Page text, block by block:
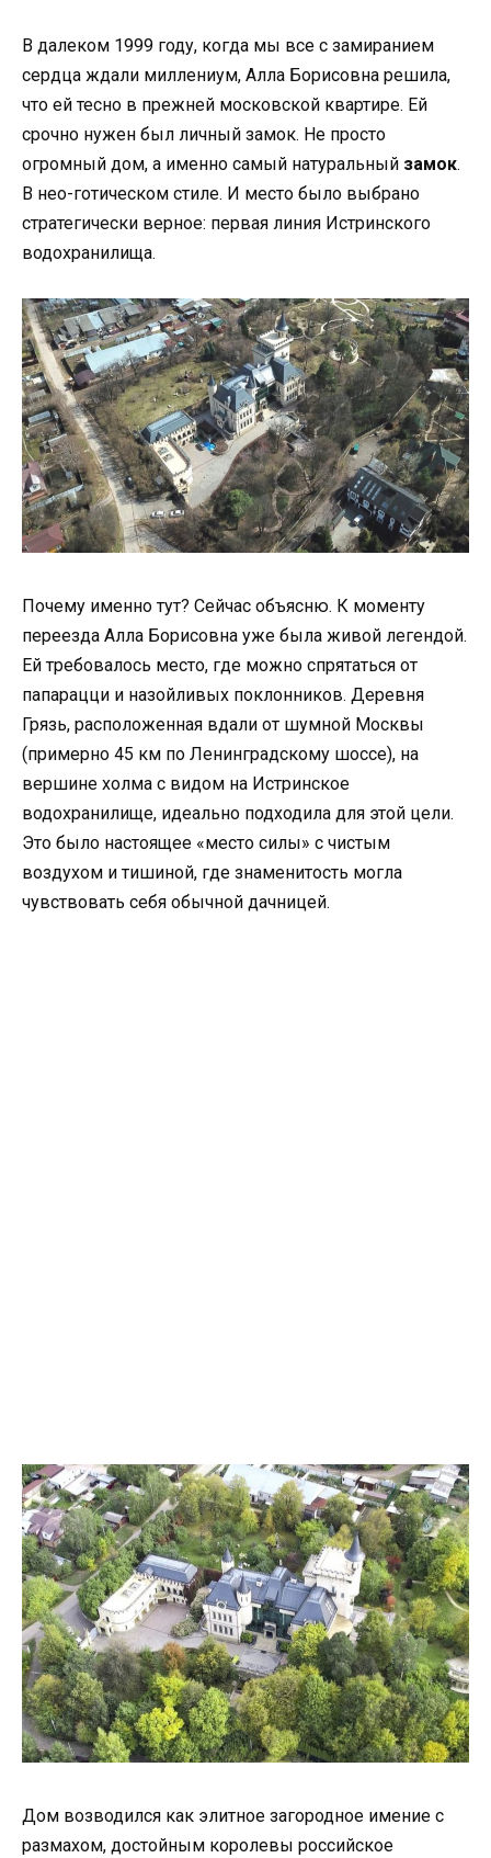
В далеком 1999 году, когда мы все с замиранием
сердца ждали миллениум, Алла Борисовна решила,
что ей тесно в прежней московской квартире. Ей
срочно нужен был личный замок. Не просто
огромный дом, а именно самый натуральный замок.
В нео-готическом стиле. И место было выбрано
стратегически верное: первая линия Истринского
водохранилища.
Почему именно тут? Сейчас объясню. К моменту
переезда Алла Борисовна уже была живой легендой.
Ей требовалось место, где можно спрятаться от
папарацци и назойливых поклонников. Деревня
Грязь, расположенная вдали от шумной Москвы
(примерно 45 км по Ленинградскому шоссе), на
вершине холма с видом на Истринское
водохранилище, идеально подходила для этой цели.
Это было настоящее «место силы» с чистым
воздухом и тишиной, где знаменитость могла
чувствовать себя обычной дачницей.
Дом возводился как элитное загородное имение с
размахом, достойным королевы российское